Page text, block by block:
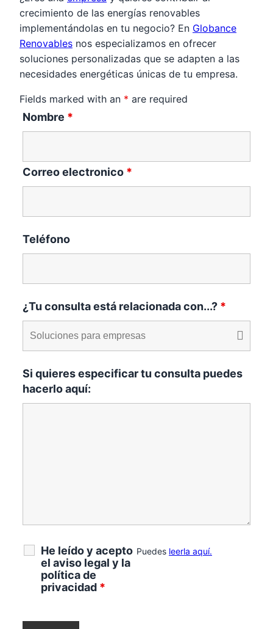
crecimiento de las energías renovables
implementándolas en tu negocio? En Globance
Renovables nos especializamos en ofrecer
soluciones personalizadas que se adapten a las
necesidades energéticas únicas de tu empresa.
Fields marked with an * are required
Nombre *
Correo electronico *
Teléfono
¿Tu consulta está relacionada con...? *
Si quieres especificar tu consulta puedes
hacerlo aquí:
He leído y acepto
el aviso legal y la
política de
privacidad *
Puedes leerla aquí.